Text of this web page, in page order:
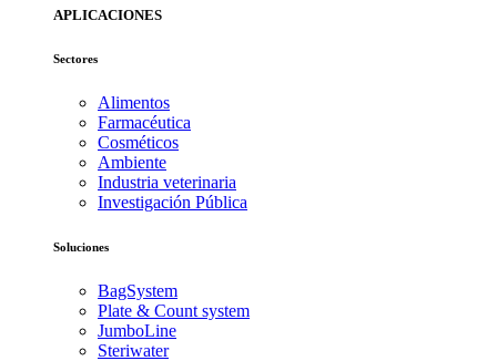
APLICACIONES
Sectores
Alimentos
Farmacéutica
Cosméticos
Ambiente
Industria veterinaria
Investigación Pública
Soluciones
BagSystem
Plate & Count system
JumboLine
Steriwater